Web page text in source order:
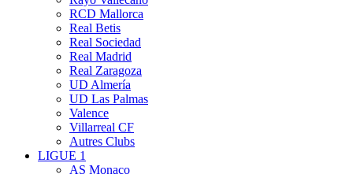
RCD Mallorca
Real Betis
Real Sociedad
Real Madrid
Real Zaragoza
UD Almería
UD Las Palmas
Valence
Villarreal CF
Autres Clubs
LIGUE 1
AS Monaco